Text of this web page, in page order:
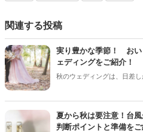
関連する投稿
実り豊かな季節！ おい
ェディングをご紹介！
秋のウェディングは、日差
色々なことへの行動的がみ
クして準備を進めましょう♪
夏から秋は要注意！台
判断ポイントと準備をご